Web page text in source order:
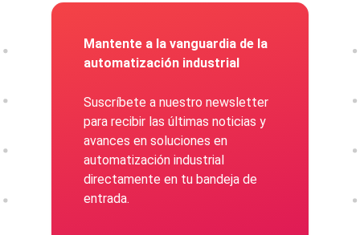
Mantente a la vanguardia de la
automatización industrial
Suscríbete a nuestro newsletter
para recibir las últimas noticias y
avances en soluciones en
automatización industrial
directamente en tu bandeja de
entrada.